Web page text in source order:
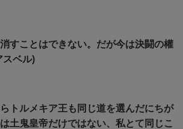
消すことはできない。だが今は決闘の權
スベル)
らトルメキア王も同じ道を選んだにちが
土鬼皇帝だけではない、私とて同じこ